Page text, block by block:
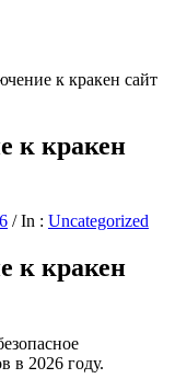
к кракен сайт
к кракен
/In : Uncategorized
к кракен
в 2026 году.